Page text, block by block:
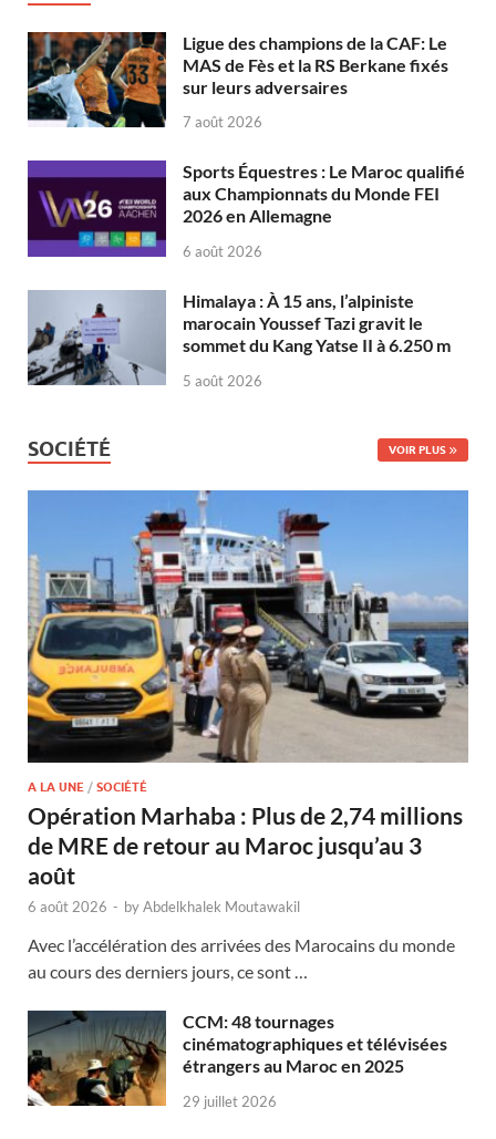
Ligue des champions de la CAF: Le
MAS de Fès et la RS Berkane fixés
sur leurs adversaires
7 août 2026
Sports Équestres : Le Maroc qualifié
aux Championnats du Monde FEI
2026 en Allemagne
6 août 2026
Himalaya : À 15 ans, l’alpiniste
marocain Youssef Tazi gravit le
sommet du Kang Yatse II à 6.250 m
5 août 2026
SOCIÉTÉ VOIR PLUS
A LA UNE / SOCIÉTÉ
Opération Marhaba : Plus de 2,74 millions
de MRE de retour au Maroc jusqu’au 3
août
6 août 2026 - byAbdelkhalek Moutawakil
Avec l’accélération des arrivées des Marocains du monde
au cours des derniers jours, ce sont …
CCM: 48 tournages
cinématographiques et télévisées
étrangers au Maroc en 2025
29 juillet 2026